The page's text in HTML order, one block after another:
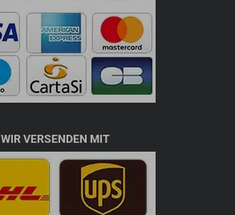
WIR VERSENDEN MIT